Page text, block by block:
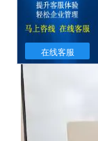
在线客服